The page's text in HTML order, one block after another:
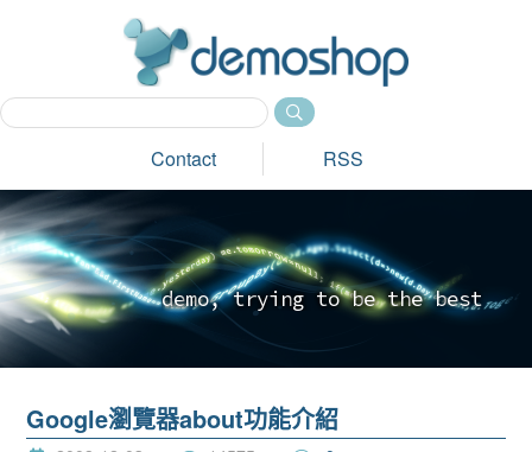
Contact RSS
demo, tryi ng to be the best_
Google瀏覽器about功能介紹